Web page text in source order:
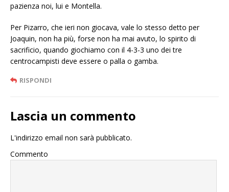
pazienza noi, lui e Montella.
Per Pizarro, che ieri non giocava, vale lo stesso detto per
Joaquin, non ha più, forse non ha mai avuto, lo spirito di
sacrificio, quando giochiamo con il 4-3-3 uno dei tre
centrocampisti deve essere o palla o gamba.
RISPONDI
Lascia un commento
L'indirizzo email non sarà pubblicato.
Commento